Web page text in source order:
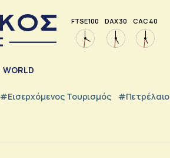
FTSE 100 DAX 30 CAC 40
WORLD
#εισερχόμενος Τουρισμός #Πετρέλαιο